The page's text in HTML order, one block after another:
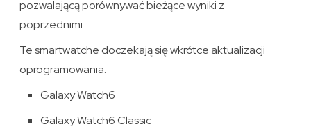
pozwalającą porównywać bieżące wyniki z
poprzednimi.
Te smartwatche doczekają się wkrótce aktualizacji
oprogramowania:
Galaxy Watch6
Galaxy Watch6 Classic